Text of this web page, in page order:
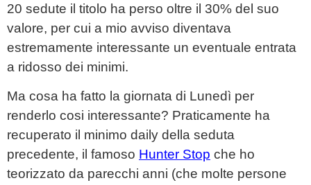
20 sedute il titolo ha perso oltre il 30% del suo
valore, per cui a mio avviso diventava
estremamente interessante un eventuale entrata
a ridosso dei minimi.
Ma cosa ha fatto la giornata di Lunedì per
renderlo cosi interessante? Praticamente ha
recuperato il minimo daily della seduta
precedente, il famoso Hunter Stop che ho
teorizzato da parecchi anni (che molte persone